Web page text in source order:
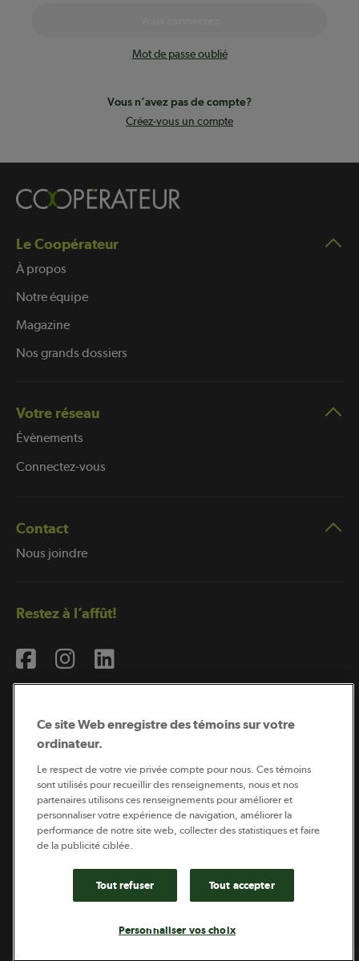
Mot de passe oublié
Vous n’avez pas de compte?
Créez-vous un compte
Le Coopérateur
À propos
Notre équipe
Magazine
Nos grands dossiers
Votre réseau
Évènements
Connectez-vous
Contact
Nous joindre
Restez à l’affût!
Coopérateur est publié par Sollio Groupe Coopératif.
Il est l’outil d’information de la coopération agricole
québécoise.
Ce site Web enregistre des témoins sur votre
ordinateur.
Le respect de votre vie privée compte pour nous. Ces témoins
sont utilisés pour recueillir des renseignements, nous et nos
partenaires utilisons ces renseignements pour améliorer et
personnaliser votre expérience de navigation, améliorer la
performance de notre site web, collecter des statistiques et faire
de la publicité ciblée.
Tout refuser Tout accepter
Personnaliser vos choix